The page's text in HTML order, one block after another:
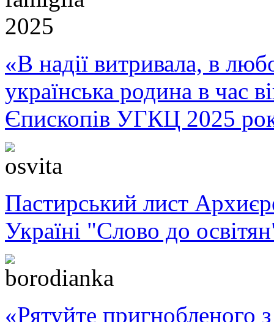
«В надії витривала, в
українська родина в час
Єпископів УГКЦ 2025
Пастирський лист
Україні "Слово до
«Рятуйте пригнобленого